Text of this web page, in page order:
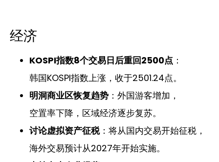
经济
KOSPI指数8个交易日后重回2500点 ：
韩国KOSPI指数上涨，收于2501.24点。
明洞商业区恢复趋势 ：外国游客增加，
空置率下降，区域经济逐步复苏。
讨论虚拟资产征税：将从国内交易开始征税，
海外交易预计从2027年开始实施。